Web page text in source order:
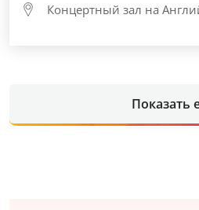
Концертный зал на
Показать